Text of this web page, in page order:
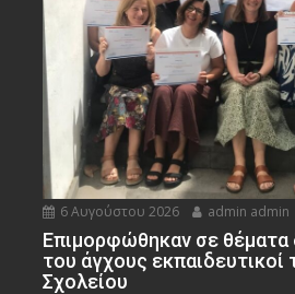
6 Αυγούστου 2026 admin admin
Eπιμορφώθηκαν σε θέματα
του άγχους
Σχολείου